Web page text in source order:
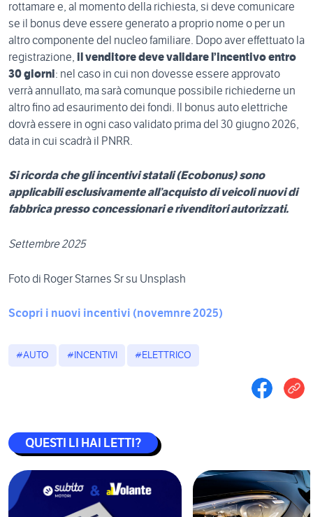
rottamare e, al momento della richiesta, si deve comunicare
se il bonus deve essere generato a proprio nome o per un
altro componente del nucleo familiare. Dopo aver effettuato la
registrazione, il venditore deve validare l’incentivo entro
30 giorni: nel caso in cui non dovesse essere approvato
verrà annullato, ma sarà comunque possibile richiederne un
altro fino ad esaurimento dei fondi. Il bonus auto elettriche
dovrà essere in ogni caso validato prima del 30 giugno 2026,
data in cui scadrà il PNRR.
Si ricorda che gli incentivi statali (Ecobonus) sono
applicabili esclusivamente all’acquisto di veicoli nuovi di
fabbrica presso concessionari e rivenditori autorizzati.
Settembre 2025
Foto di Roger Starnes Sr su Unsplash
Scopri i nuovi incentivi (novemnre 2025)
#AUTO #INCENTIVI #ELETTRICO
QUESTI LI HAI LETTI?